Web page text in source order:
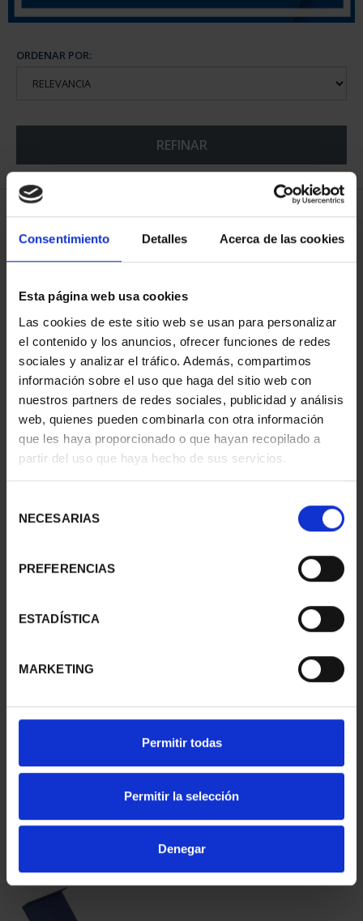
Consentimiento Detalles Acerca de las cookies
Esta página web usa cookies
Las cookies de este sitio web se usan para personalizar
el contenido y los anuncios, ofrecer funciones de redes
sociales y analizar el tráfico. Además, compartimos
información sobre el uso que haga del sitio web con
nuestros partners de redes sociales, publicidad y análisis
web, quienes pueden combinarla con otra información
que les haya proporcionado o que hayan recopilado a
partir del uso que haya hecho de sus servicios.
NECESARIAS
PREFERENCIAS
ESTADÍSTICA
MARKETING
Permitir todas
Permitir la selección
Denegar
ORDENAR POR:
REFINAR
5 Productos encontrados
SUSCRIPCIÓN
CAPITALES DE
PROVINCIA 1
949,00 €
Sólo para usuarios
registrados
SUSCRIPCIÓN
CAPITALES DE
PROVINCIA 2
949,00 €
Sólo para usuarios
registrados
PROVINCIA 3
registrados
PROVINCIA 4
registrados